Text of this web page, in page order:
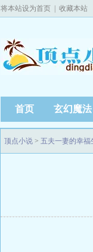
将本站设为首页 收藏本站
首页 玄幻魔法
顶点小说 > 五夫一妻的幸福